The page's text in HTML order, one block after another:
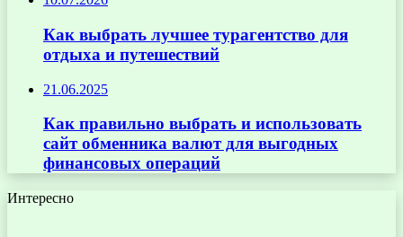
Как выбрать лучшее турагентство для
отдыха и путешествий
21.06.2025
Как правильно выбрать и использовать
сайт обменника валют для выгодных
финансовых операций
Интересно